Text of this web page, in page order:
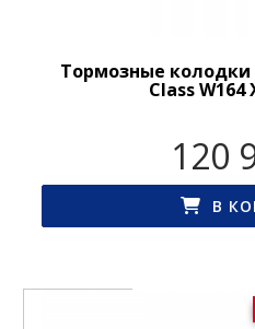
Тормозные колодки
Class W164
120
В